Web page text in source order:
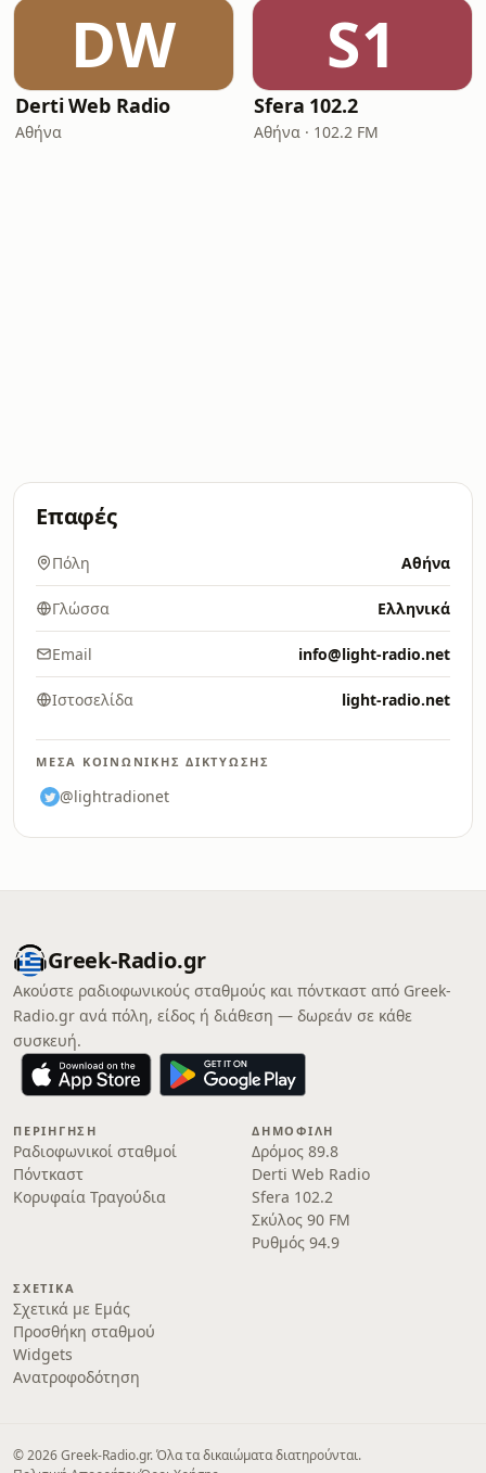
DW
Derti Web Radio
Αθήνα
S1
Sfera 102.2
Αθήνα · 102.2 FM
Επαφές
Πόλη Αθήνα
Γλώσσα Ελληνικά
Email info@light-radio.net
Ιστοσελίδα light-radio.net
ΜΈΣΑ ΚΟΙΝΩΝΙΚΉΣ ΔΙΚΤΎΩΣΗΣ
@lightradionet
Greek-Radio.gr
Ακούστε ραδιοφωνικούς σταθμούς και πόντκαστ από Greek-
Radio.gr ανά πόλη, είδος ή διάθεση — δωρεάν σε κάθε
συσκευή.
ΠΕΡΙΉΓΗΣΗ
Ραδιοφωνικοί σταθμοί
Πόντκαστ
Κορυφαία Τραγούδια
ΔΗΜΟΦΙΛΉ
Δρόμος 89.8
Derti Web Radio
Sfera 102.2
Σκύλος 90 FM
Ρυθμός 94.9
ΣΧΕΤΙΚΆ
Σχετικά με Εμάς
Προσθήκη σταθμού
Widgets
Ανατροφοδότηση
© 2026 Greek-Radio.gr. Όλα τα δικαιώματα διατηρούνται.